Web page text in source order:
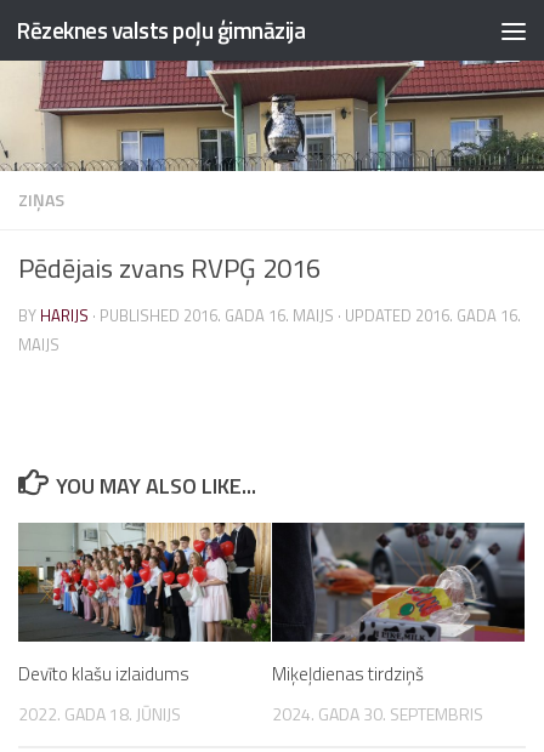
Skip to content
Rēzeknes valsts poļu ģimnāzija
ZIŅAS
Pēdējais zvans RVPĢ 2016
BY HARIJS · PUBLISHED 2016. GADA 16. MAIJS · UPDATED 2016. GADA 16.
MAIJS
YOU MAY ALSO LIKE...
Devīto klašu izlaidums
2022. GADA 18. JŪNIJS
Miķeļdienas tirdziņš
2024. GADA 30. SEPTEMBRIS